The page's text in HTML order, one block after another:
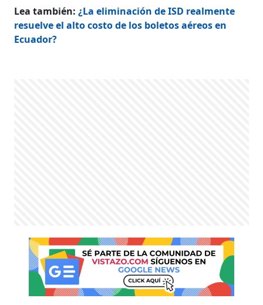
Lea también:¿La eliminación de ISD realmente
resuelve el alto costo de los boletos aéreos en
Ecuador?